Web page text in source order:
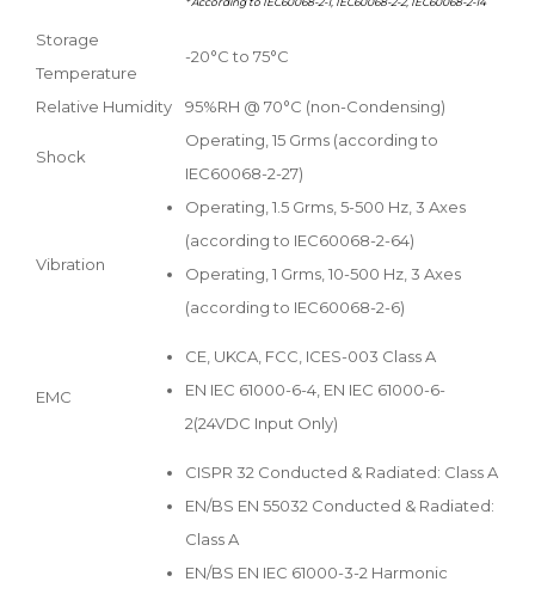
Storage
Temperature
-20°C to 75°C
Relative Humidity 95%RH @ 70°C (non-Condensing)
Shock
Operating, 15 Grms (according to
IEC60068-2-27)
Vibration
Operating, 1.5 Grms, 5-500 Hz, 3 Axes
(according to IEC60068-2-64)
Operating, 1 Grms, 10-500 Hz, 3 Axes
(according to IEC60068-2-6)
EMC
CE, UKCA, FCC, ICES-003 Class A
EN IEC 61000-6-4, EN IEC 61000-6-
2(24VDC Input Only)
CISPR 32 Conducted & Radiated: Class A
EN/BS EN 55032 Conducted & Radiated:
Class A
EN/BS EN IEC 61000-3-2 Harmonic